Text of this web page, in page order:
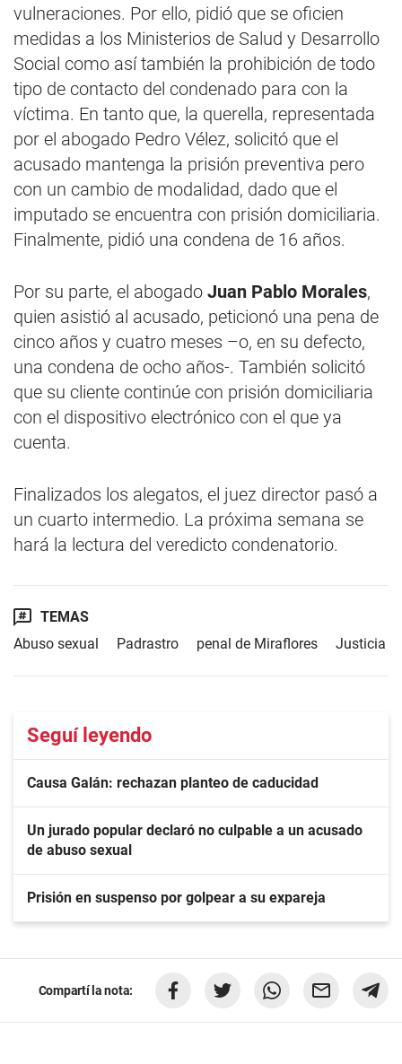
vulneraciones. Por ello, pidió que se oficien
medidas a los Ministerios de Salud y Desarrollo
Social como así también la prohibición de todo
tipo de contacto del condenado para con la
víctima. En tanto que, la querella, representada
por el abogado Pedro Vélez, solicitó que el
acusado mantenga la prisión preventiva pero
con un cambio de modalidad, dado que el
imputado se encuentra con prisión domiciliaria.
Finalmente, pidió una condena de 16 años.
Por su parte, el abogado Juan Pablo Morales,
quien asistió al acusado, peticionó una pena de
cinco años y cuatro meses –o, en su defecto,
una condena de ocho años-. También solicitó
que su cliente continúe con prisión domiciliaria
con el dispositivo electrónico con el que ya
cuenta.
Finalizados los alegatos, el juez director pasó a
un cuarto intermedio. La próxima semana se
hará la lectura del veredicto condenatorio.
TEMAS
Abuso sexual
Padrastro penal de Miraflores Justicia
Seguí leyendo
Causa Galán: rechazan planteo de caducidad
Un jurado popular declaró no culpable a un acusado
de abuso sexual
Prisión en suspenso por golpear a su expareja
Compartí la nota: